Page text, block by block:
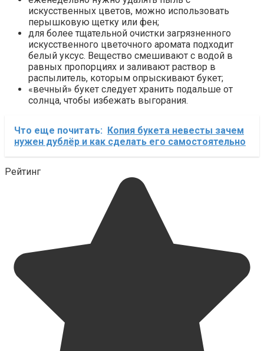
искусственных цветов, можно использовать
перышковую щетку или фен;
для более тщательной очистки загрязненного
искусственного цветочного аромата подходит
белый уксус. Вещество смешивают с водой в
равных пропорциях и заливают раствор в
распылитель, которым опрыскивают букет;
«вечный» букет следует хранить подальше от
солнца, чтобы избежать выгорания.
Что еще почитать: Копия букета невесты зачем
нужен дублёр и как сделать его самостоятельно
Рейтинг